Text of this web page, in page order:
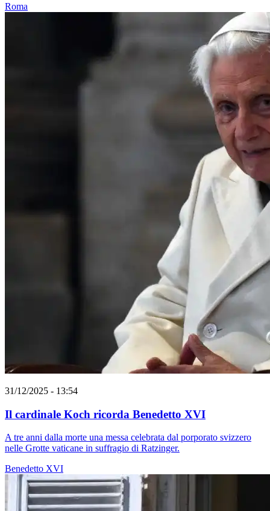
Roma
31/12/2025 - 13:54
Il cardinale Koch ricorda Benedetto XVI
A tre anni dalla morte una messa celebrata dal porporato svizzero
nelle Grotte vaticane in suffragio di Ratzinger.
Benedetto XVI